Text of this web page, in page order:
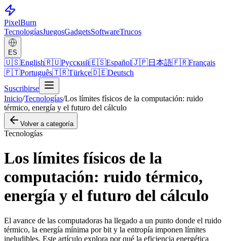
PixelBurn
TecnologíasJuegosGadgetsSoftwareTrucos
ES
🇺🇸English🇷🇺Русский🇪🇸Español🇯🇵日本語🇫🇷Français
🇵🇹Português🇹🇷Türkçe🇩🇪Deutsch
Suscribirse
Inicio/Tecnologías/Los límites físicos de la computación: ruido
térmico, energía y el futuro del cálculo
Volver a categoría
Tecnologías
Los límites físicos de la
computación: ruido térmico,
energía y el futuro del cálculo
El avance de las computadoras ha llegado a un punto donde el ruido
térmico, la energía mínima por bit y la entropía imponen límites
ineludibles. Este artículo explora por qué la eficiencia energética